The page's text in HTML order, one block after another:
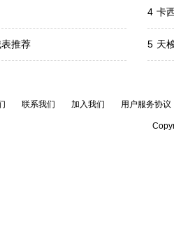
推荐
4 卡
5 天
联系我们 加入我们 用户服务协议